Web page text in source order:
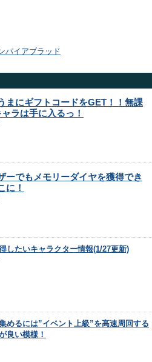
まにギフトコードをGET！！無課
ラは手に入るっ！
ーでもメモリーダイヤを獲得でき
に！
したいキャラクター情報(1/27更新)
めるには”イベント上級”を高速周回する
良い模様！